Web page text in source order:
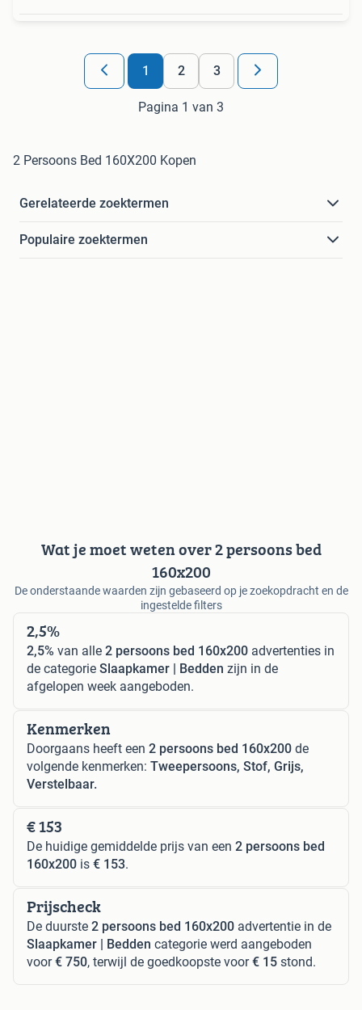
1 2 3
Pagina 1 van 3
2 Persoons Bed 160X200 Kopen
Gerelateerde zoektermen
Populaire zoektermen
Wat je moet weten over 2 persoons bed
160x200
De onderstaande waarden zijn gebaseerd op je zoekopdracht en de
ingestelde filters
2,5%
2,5% van alle 2 persoons bed 160x200 advertenties in
de categorie Slaapkamer | Bedden zijn in de
afgelopen week aangeboden.
Kenmerken
Doorgaans heeft een 2 persoons bed 160x200 de
volgende kenmerken: Tweepersoons, Stof, Grijs,
Verstelbaar.
€ 153
De huidige gemiddelde prijs van een 2 persoons bed
160x200 is € 153.
Prijscheck
De duurste 2 persoons bed 160x200 advertentie in de
Slaapkamer | Bedden categorie werd aangeboden
voor€ 750, terwijl de goedkoopste voor€ 15 stond.